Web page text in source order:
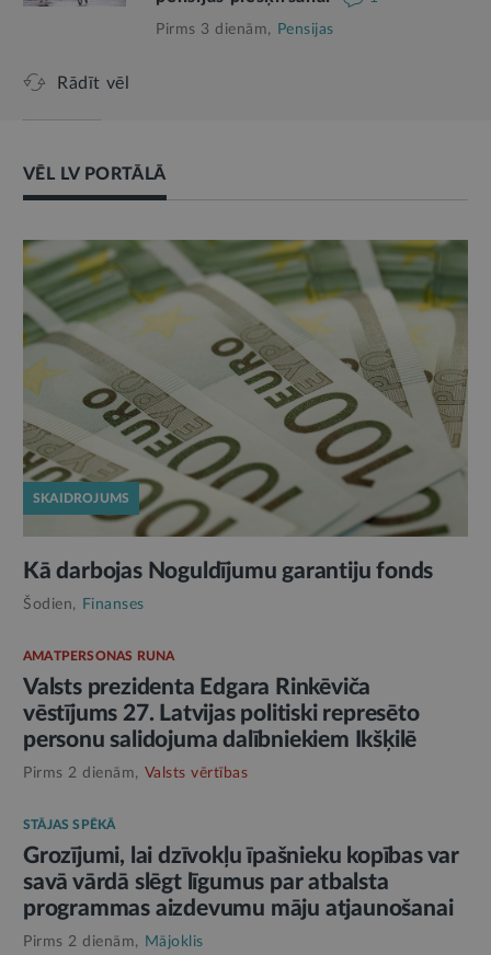
Pirms 3 dienām, Pensijas
Rādīt vēl
VĒL LV PORTĀLĀ
SKAIDROJUMS
Kā darbojas Noguldījumu garantiju fonds
Šodien, Finanses
AMATPERSONAS RUNA
Valsts prezidenta Edgara Rinkēviča
vēstījums 27. Latvijas politiski represēto
personu salidojuma dalībniekiem Ikšķilē
Pirms 2 dienām, Valsts vērtības
STĀJAS SPĒKĀ
Grozījumi, lai dzīvokļu īpašnieku kopības var
savā vārdā slēgt līgumus par atbalsta
programmas aizdevumu māju atjaunošanai
Pirms 2 dienām, Mājoklis